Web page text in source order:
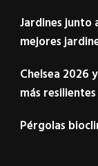
Jardines junto
mejores
Chelsea 2026
más
Pérgolas